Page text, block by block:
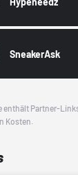
SneakerAsk
enthält Partner-
Kosten.